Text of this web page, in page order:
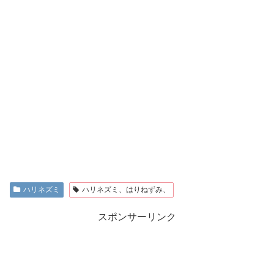
ハリネズミ ハリネズミ、はりねずみ、
スポンサーリンク